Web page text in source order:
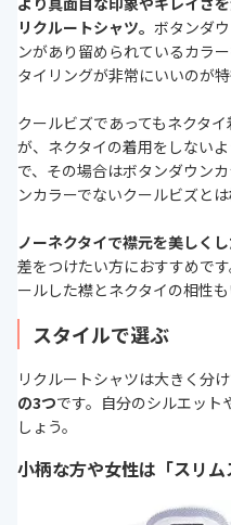
リクルートシャツ。 ボタンダ
ンがあり留められているカラ
タイリングが非常にいいのが特
クールビズであってもネクタ
が、ネクタイの着用をしない
で、その場合はボタンダウン
ンカラーでないクールビズとは
ノーネクタイで襟元を美しく
差をつけたい方におすすめで
ールした襟とネクタイの相性も
スタイルで選ぶ
リクルートシャツは大きく分
の3つです。自分のシルエット
しょう。
小柄な方や女性は「スリ